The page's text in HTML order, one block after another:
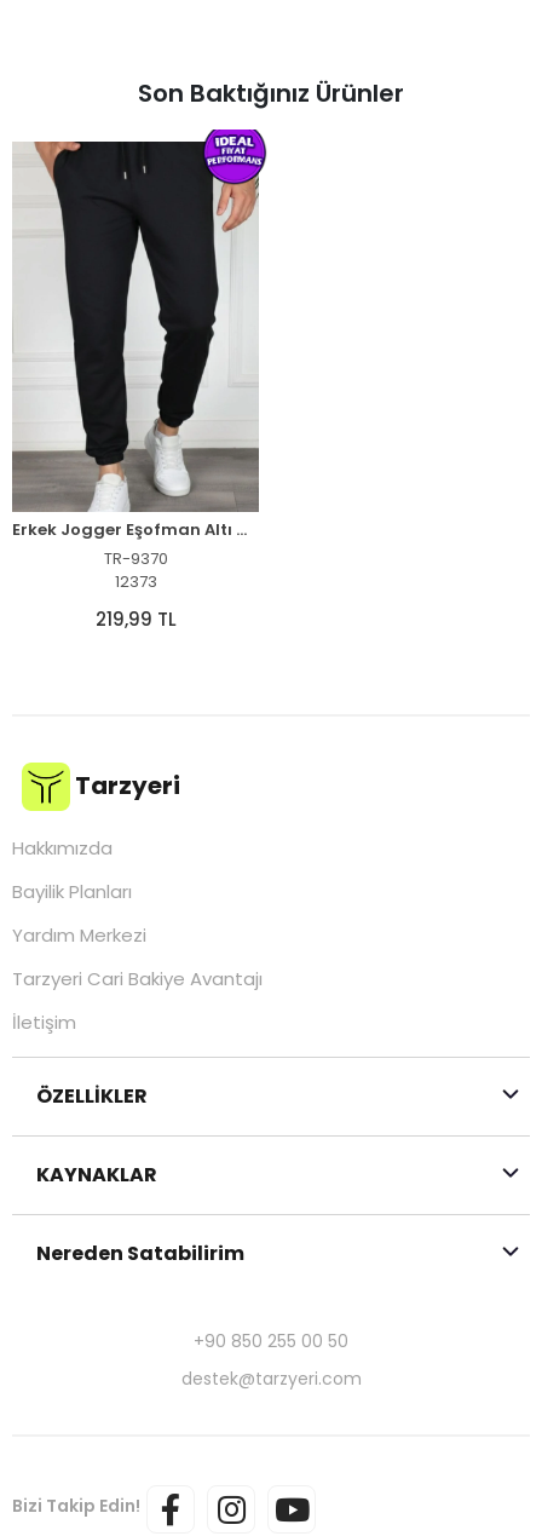
Son Baktığınız Ürünler
Erkek Jogger Eşofman Altı Cepli, Paça Lastikli , Spor Pantolon - Siyah
TR-9370
12373
219,99 TL
Tarzyeri
Hakkımızda
Bayilik Planları
Yardım Merkezi
Tarzyeri Cari Bakiye Avantajı
İletişim
ÖZELLİKLER
KAYNAKLAR
Nereden Satabilirim
+90 850 255 00 50
destek@tarzyeri.com
Bizi Takip Edin!